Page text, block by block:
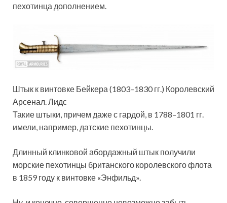
пехотинца дополнением.
Штык к винтовке Бейкера (1803–1830 гг.) Королевский
Арсенал. Лидс
Такие штыки, причем даже с гардой, в 1788–1801 гг.
имели, например, датские пехотинцы.
Длинный клинковой абордажный штык получили
морские пехотинцы британского королевского флота
в 1859 году к винтовке «Энфильд».